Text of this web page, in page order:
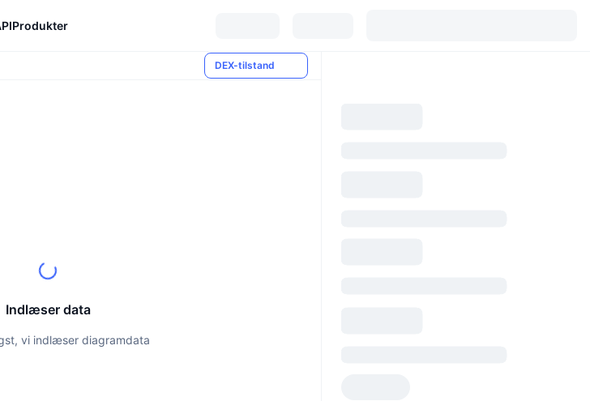
Produkter
DEX-tilstand
Indlæser data
vi indlæser diagramdata